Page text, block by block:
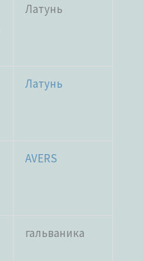
Латунь
Латунь
AVERS
гальваника